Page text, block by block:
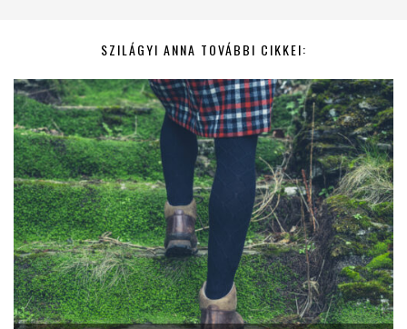
SZILÁGYI ANNA TOVÁBBI CIKKEI: